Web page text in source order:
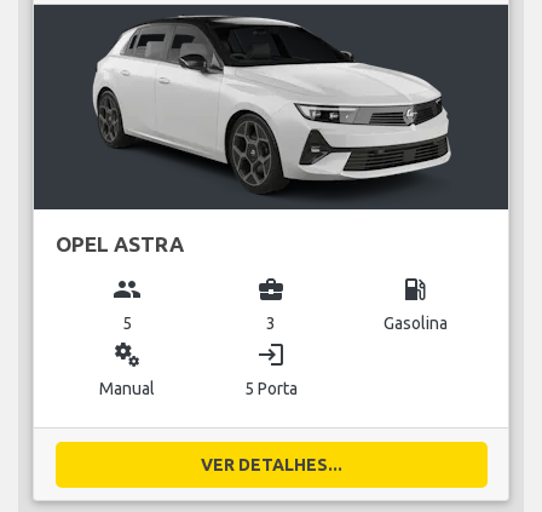
OPEL ASTRA
group
5
business_center
3
local_gas_station
Gasolina
miscellaneous_services
Manual
login
5 Porta
VER DETALHES...